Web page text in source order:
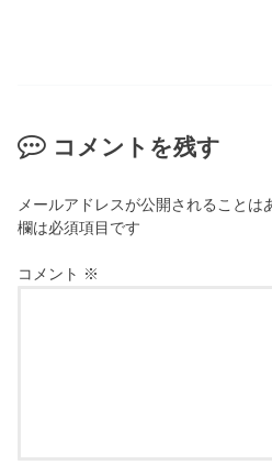
コメントを残す
メールアドレスが公開されることは
欄は必須項目です
コメント ※